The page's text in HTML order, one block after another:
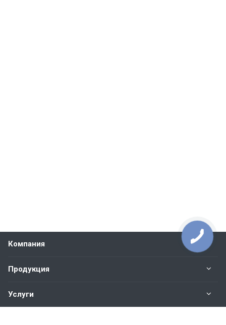
Компания
Продукция
Услуги